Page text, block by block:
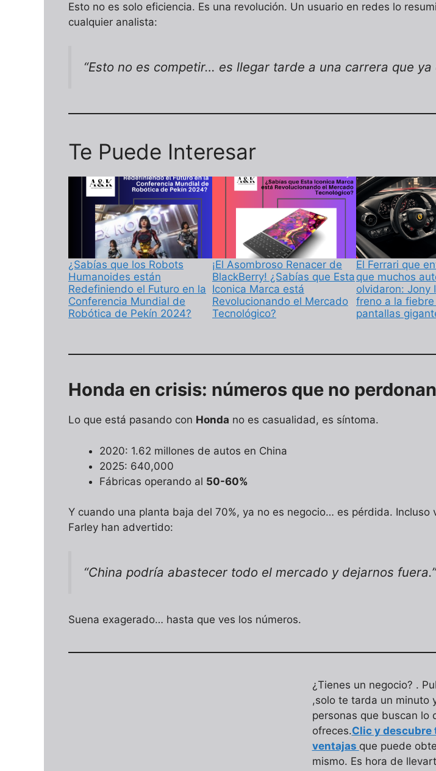
Esto no es solo eficiencia. Es una revolución. Un usuario en redes lo
cualquier analista:
“Esto no es competir… es llegar tarde a una carrera que ya
Te Puede Interesar
¿Sabías que los Robots
Humanoides están
Redefiniendo el Futuro en la
Conferencia Mundial de
Robótica de Pekín 2024?
¡El Asombroso Renacer de
BlackBerry! ¿Sabías que Esta
Iconica Marca está
Revolucionando el Mercado
Tecnológico?
El Ferrari que
que muchos
olvidaron: Jony
freno a la
pantallas
Honda en crisis: números que no perdonan
Lo que está pasando con Honda no es casualidad, es síntoma.
2020: 1.62 millones de autos en China
2025: 640,000
Fábricas operando al 50-60%
Y cuando una planta baja del 70%, ya no es negocio… es pérdida. Incluso
Farley han advertido:
“China podría abastecer todo el mercado y dejarnos fuera.”
Suena exagerado… hasta que ves los números.
¿Tienes un negocio? .
,solo te tarda un minuto
personas que buscan lo
ofreces.Clic y descubre
ventajas que puede
mismo. Es hora de